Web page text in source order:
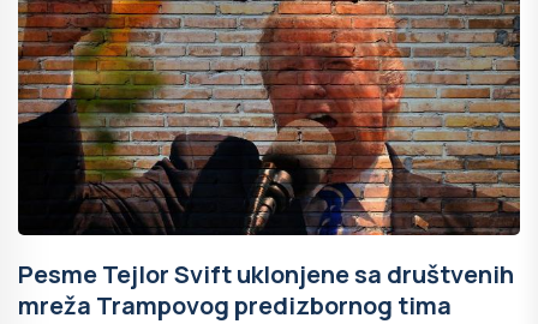
Pesme Tejlor Svift uklonjene sa društvenih
mreža Trampovog predizbornog tima